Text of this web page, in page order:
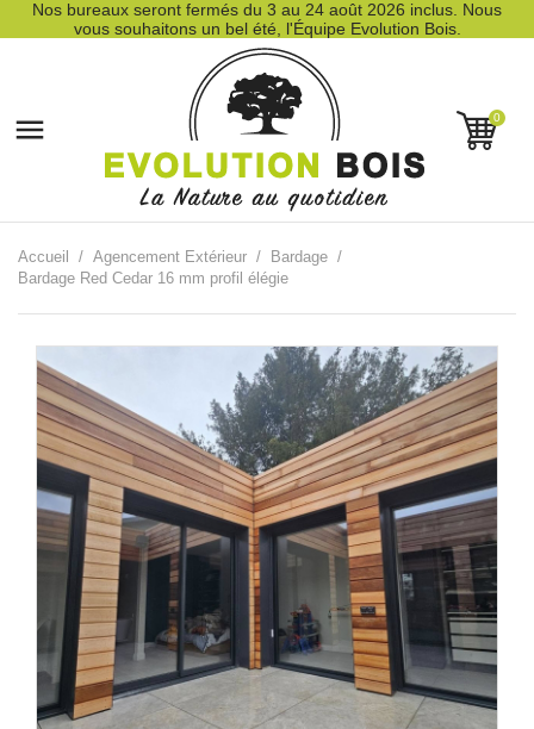
Nos bureaux seront fermés du 3 au 24 août 2026 inclus. Nous
vous souhaitons un bel été, l'Équipe Evolution Bois.
 0
Accueil Agencement Extérieur
Bardage
Bardage Red Cedar 16 mm profil élégie